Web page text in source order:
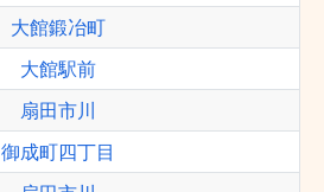
大館鍛冶町
大館駅前
扇田市川
御成町四丁目